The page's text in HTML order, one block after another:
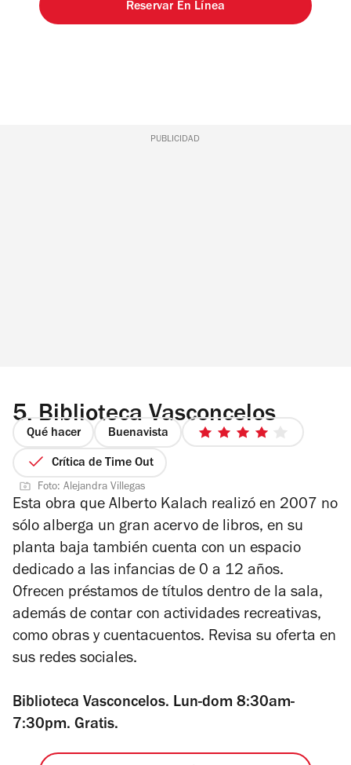
Reservar En Línea
PUBLICIDAD
5. Biblioteca Vasconcelos
Qué hacer Buenavista
4
estrellas
Crítica de Time Out
Foto: Alejandra Villegas
Esta obra que Alberto Kalach realizó en 2007 no
sólo alberga un gran acervo de libros, en su
planta baja también cuenta con un espacio
dedicado a las infancias de 0 a 12 años.
Ofrecen préstamos de títulos dentro de la sala,
además de contar con actividades recreativas,
como obras y cuentacuentos. Revisa su oferta en
sus redes sociales.
Biblioteca Vasconcelos. Lun-dom 8:30am-
7:30pm. Gratis.